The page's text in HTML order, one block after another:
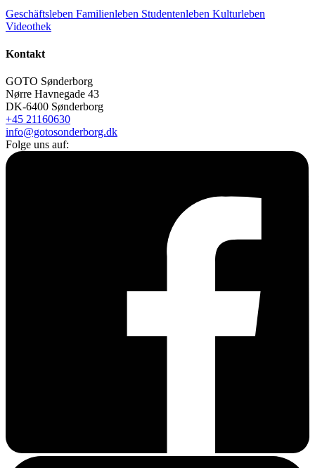
Geschäftsleben Familienleben Studentenleben Kulturleben
Videothek
Kontakt
GOTO Sønderborg
Nørre Havnegade 43
DK-6400 Sønderborg
+45 21160630
info@gotosonderborg.dk
Folge uns auf: